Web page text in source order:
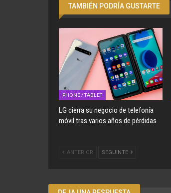
TAMBIÉN PODRÍA GUSTARTE
PHONE / TABLET
LG cierra su negocio de telefonía
móvil tras varios años de pérdidas
ANTERIOR SEGUINTE